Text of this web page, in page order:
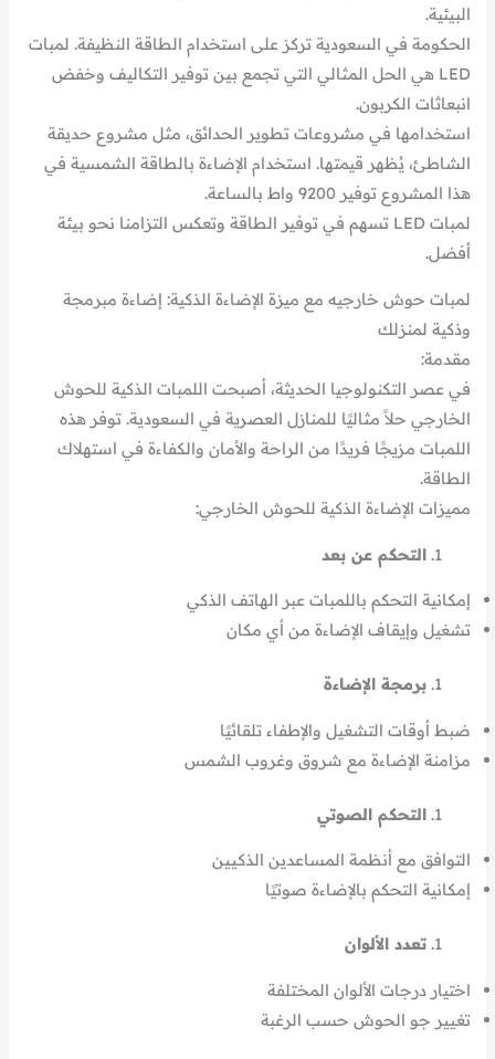
البيئية.
الحكومة في السعودية تركز على استخدام الطاقة النظيفة. لمبات
LED هي الحل المثالي التي تجمع بين توفير التكاليف وخفض
انبعاثات الكربون.
استخدامها في مشروعات تطوير الحدائق، مثل مشروع حديقة
الشاطئ، يُظهر قيمتها. استخدام الإضاءة بالطاقة الشمسية في
هذا المشروع توفير 9200 واط بالساعة.
لمبات LED تسهم في توفير الطاقة وتعكس التزامنا نحو بيئة
أفضل.
لمبات حوش خارجيه مع ميزة الإضاءة الذكية: إضاءة مبرمجة
وذكية لمنزلك
مقدمة:
في عصر التكنولوجيا الحديثة، أصبحت اللمبات الذكية للحوش
الخارجي حلاً مثاليًا للمنازل العصرية في السعودية. توفر هذه
اللمبات مزيجًا فريدًا من الراحة والأمان والكفاءة في استهلاك
الطاقة.
مميزات الإضاءة الذكية للحوش الخارجي:
التحكم عن بعد
إمكانية التحكم باللمبات عبر الهاتف الذكي
تشغيل وإيقاف الإضاءة من أي مكان
برمجة الإضاءة
ضبط أوقات التشغيل والإطفاء تلقائيًا
مزامنة الإضاءة مع شروق وغروب الشمس
التحكم الصوتي
التوافق مع أنظمة المساعدين الذكيين
إمكانية التحكم بالإضاءة صوتيًا
تعدد الألوان
اختيار درجات الألوان المختلفة
تغيير جو الحوش حسب الرغبة